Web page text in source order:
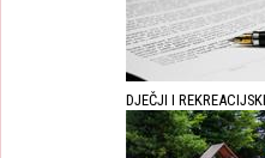
DJEČJI I